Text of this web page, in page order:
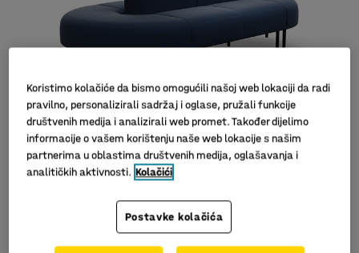
Slični proizvodi
Koristimo kolačiće da bismo omogućili našoj web lokaciji da radi
pravilno, personalizirali sadržaj i oglase, pružali funkcije
društvenih medija i analizirali web promet. Također dijelimo
informacije o vašem korištenju naše web lokacije s našim
partnerima u oblastima društvenih medija, oglašavanja i
analitičkih aktivnosti. Kolačići
Postavke kolačića